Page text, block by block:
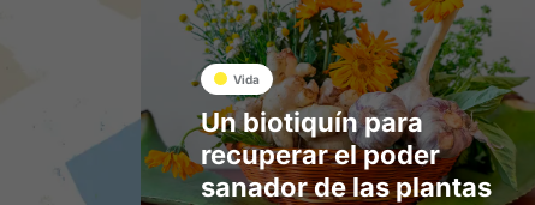
Vida
Un biotiquín para
recuperar el poder
sanador de las plantas